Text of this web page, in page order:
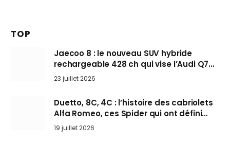
TOP
Jaecoo 8 : le nouveau SUV hybride
rechargeable 428 ch qui vise l’Audi Q7
arrive en Europe cet automne
23 juillet 2026
Duetto, 8C, 4C : l’histoire des cabriolets
Alfa Romeo, ces Spider qui ont défini
l’art de rouler cheveux au vent
19 juillet 2026